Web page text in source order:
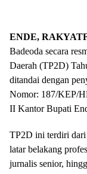
ENDE,
Badeoda secara
Daerah (TP2D)
ditandai dengan
Nomor: 187/KEP/
II Kantor Bupati
TP2D ini terdiri dari
latar belakang
jurnalis senior,